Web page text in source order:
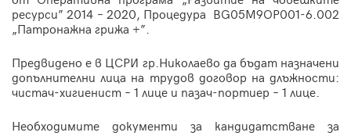
ресурси” 2014 – 2020, Процедура BG05M9OP001-6.002
„Патронажна грижа +”.
Предвидено е в ЦСРИ гр.Николаево да бъдат назначени
допълнителни лица на трудов договор на длъжности:
чистач-хигиенист – 1 лице и пазач-портиер – 1 лице.
Необходимите документи за кандидатстване за